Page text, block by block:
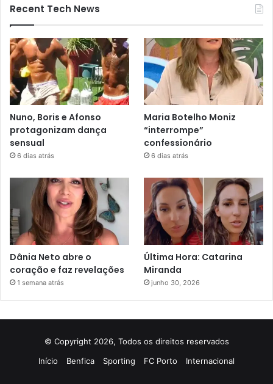
Recent Tech News
Nuno, Boris e Afonso
protagonizam dança
sensual
6 dias atrás
Maria Botelho Moniz
“interrompe”
confessionário
6 dias atrás
Dânia Neto abre o
coração e faz revelações
1 semana atrás
Última Hora: Catarina
Miranda
junho 30, 2026
© Copyright 2026, Todos os direitos reservados
Início
Benfica Sporting FC Porto Internacional